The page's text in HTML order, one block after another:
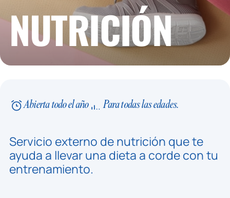
NUTRICIÓN
Abierta todo el año Para todas las edades.
Servicio externo de nutrición que te
ayuda a llevar una dieta a corde con tu
entrenamiento.